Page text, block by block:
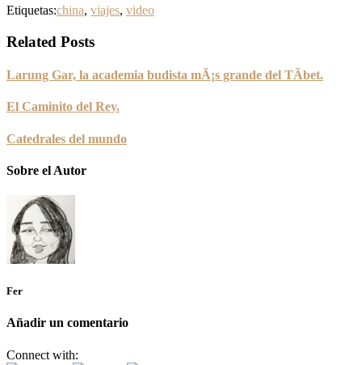
Etiquetas:china, viajes, video
Related Posts
Larung Gar, la academia budista mÃ¡s grande del TÃ­bet.
El Caminito del Rey.
Catedrales del mundo
Sobre el Autor
Fer
Añadir un comentario
Connect with: